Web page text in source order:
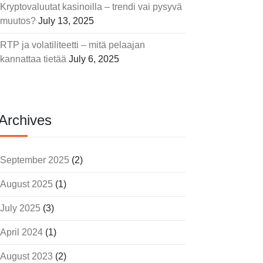
Kryptovaluutat kasinoilla – trendi vai pysyvä
muutos? July 13, 2025
RTP ja volatiliteetti – mitä pelaajan
kannattaa tietää July 6, 2025
September 2025 (2)
August 2025 (1)
July 2025 (3)
April 2024 (1)
August 2023 (2)